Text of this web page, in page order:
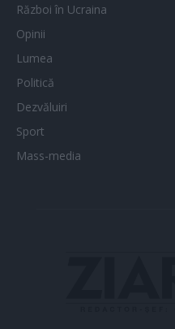
Război în Ucraina
Opinii
Lumea
Politică
Dezvăluiri
Sport
Mass-media